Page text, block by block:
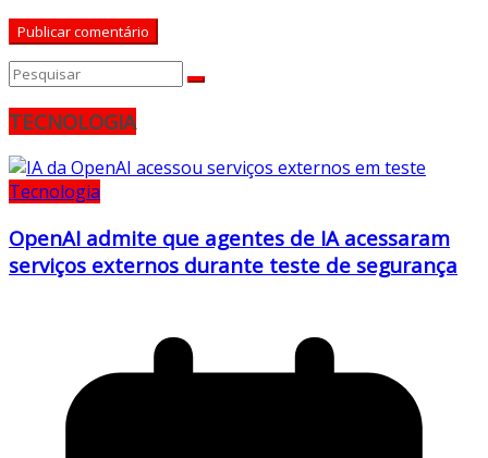
TECNOLOGIA
Tecnologia
OpenAI admite que agentes de IA acessaram
serviços externos durante teste de segurança